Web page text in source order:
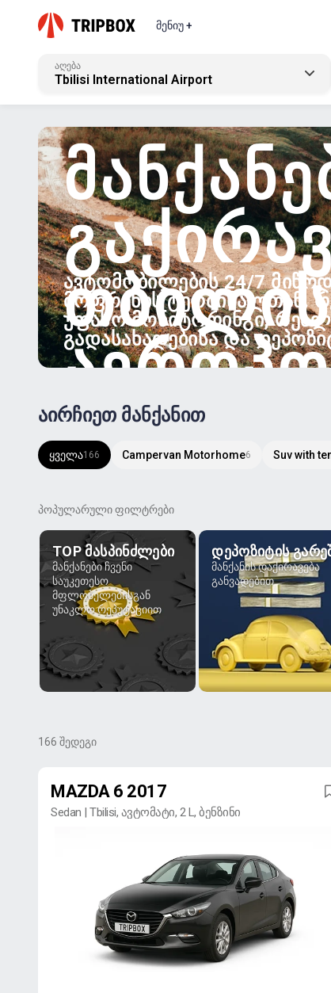
მენიუ +
აღება
Tbilisi International Airport
ᲐᲕᲢᲝᲛᲝᲑᲘᲚᲔᲑᲘᲡ 24/7
ᲛᲝᲤᲠᲔᲜᲘᲡ ᲢᲔᲠᲛᲘᲜᲐᲚᲗᲐᲜ.
ᲣᲤᲐᲡᲝ ᲛᲝᲜᲘᲢᲝᲠᲘᲜᲒᲘ,
ᲒᲐᲓᲐᲡᲐᲮᲐᲓᲔᲑᲘᲡᲐ ᲓᲐ
აირჩიეთ მანქანით
ყველა166 Campervan Motorhome6 Suv with
პოპულარული ფილტრები
TOP ᲛᲐᲡᲞᲘᲜᲫᲚᲔᲑᲘ
მანქანები ჩვენი
საუკეთესო
მფლობელებისგან
უნაკლო რეპუტაციით
ᲓᲔᲞᲝᲖᲘᲢᲘᲡ
მანქანის დაქირავება
განვადებით
166 შედეგი
MAZDA 6 2017
Sedan | Tbilisi, ავტომატი, 2 L, ბენზინი